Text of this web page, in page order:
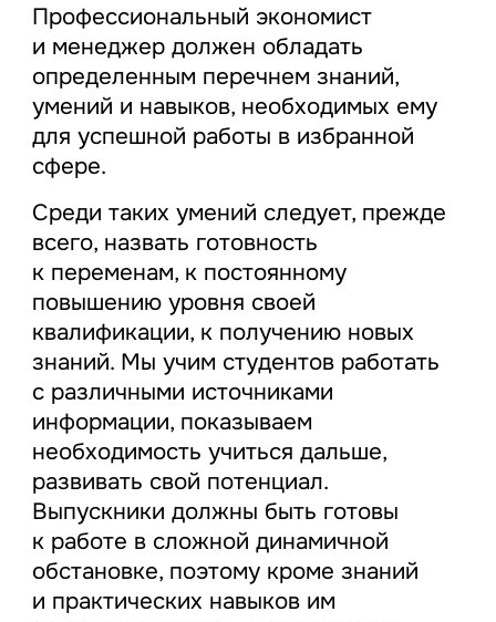
Профессиональный экономист
и менеджер должен обладать
определенным перечнем знаний,
умений и навыков, необходимых ему
для успешной работы в избранной
сфере.
Среди таких умений следует, прежде
всего, назвать готовность
к переменам, к постоянному
повышению уровня своей
квалификации, к получению новых
знаний. Мы учим студентов работать
с различными источниками
информации, показываем
необходимость учиться дальше,
развивать свой потенциал.
Выпускники должны быть готовы
к работе в сложной динамичной
обстановке, поэтому кроме знаний
и практических навыков им